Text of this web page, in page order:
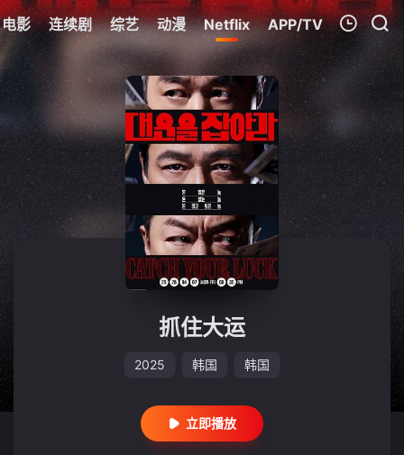
电影 连续剧 综艺 动漫 Netflix APP/TV
我的观影记录
暂无观看影片的记录
抓住大运
2025 韩国 韩国
立即播放